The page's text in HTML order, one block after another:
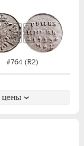
#764 (R2)
цены